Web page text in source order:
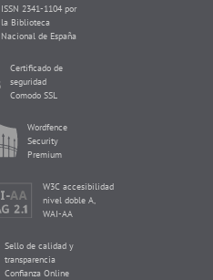
ISSN 2341-1104 por
la Biblioteca
Nacional de España
Certificado de
seguridad
Comodo SSL
Wordfence
Security
Premium
W3C accesibilidad
nivel doble A,
WAI-AA
Sello de calidad y
transparencia
Confianza Online